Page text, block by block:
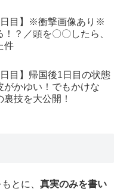
日目】※衝撃画像あり※
！？／頭を〇〇したら、
件
日目】帰国後1日目の状態
がかゆい！でもかけな
技を大公開！
とに、 真実のみを書い